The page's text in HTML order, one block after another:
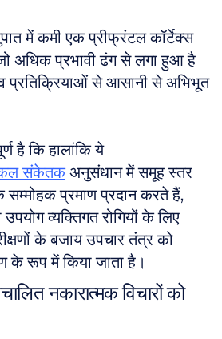
में कमी एक प्रीफ्रंटल कॉर्टेक्स
अधिक प्रभावी ढंग से लगा हुआ है
प्रतिक्रियाओं से आसानी से अभिभूत
यह ध्यान रखना महत्वपूर्ण है कि हालांकि ये
संकेतक अनुसंधान में समूह स्तर
सम्मोहक प्रमाण प्रदान करते हैं,
व्यक्तिगत रोगियों के लिए
के बजाय उपचार तंत्र को
रूप में किया जाता है।
नकारात्मक विचारों को